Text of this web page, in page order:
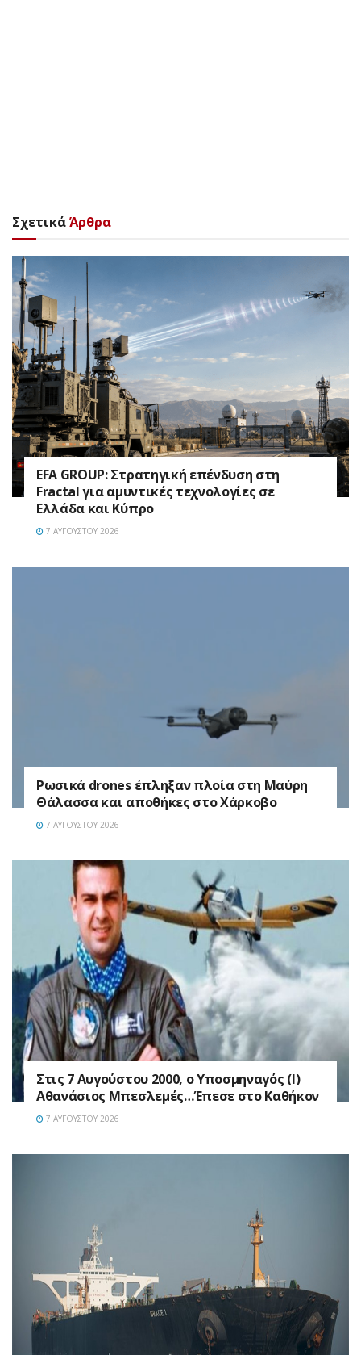
ΣχετικάΆρθρα
EFA GROUP: Στρατηγική επένδυση στη
Fractal για αμυντικές τεχνολογίες σε
Ελλάδα και Κύπρο
7 ΑΥΓΟΎΣΤΟΥ 2026
Ρωσικά drones έπληξαν πλοία στη Μαύρη
Θάλασσα και αποθήκες στο Χάρκοβο
7 ΑΥΓΟΎΣΤΟΥ 2026
Στις 7 Αυγούστου 2000, ο Υποσμηναγός (Ι)
Αθανάσιος Μπεσλεμές…Έπεσε στο Καθήκον
7 ΑΥΓΟΎΣΤΟΥ 2026